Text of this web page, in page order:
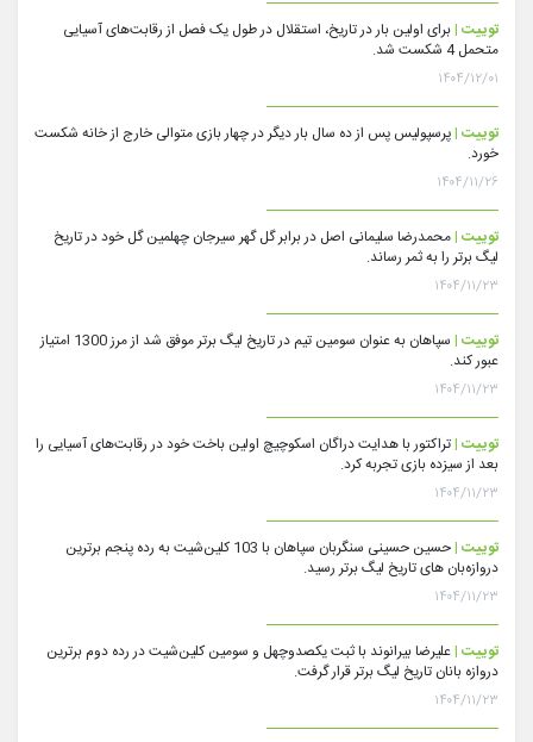
توییت |برای اولین بار در تاریخ، استقلال در طول یک فصل از رقابت‌های آسیایی
متحمل 4 شکست شد.
۱۴۰۴/۱۲/۰۱
توییت |پرسپولیس پس از ده سال بار دیگر در چهار بازی متوالی خارج از خانه شکست
خورد.
۱۴۰۴/۱۱/۲۶
توییت |محمدرضا سلیمانی اصل در برابر گل گهر سیرجان چهلمین گل خود در تاریخ
لیگ برتر را به ثمر رساند.
۱۴۰۴/۱۱/۲۳
توییت |
سپاهان به عنوان سومین تیم در تاریخ لیگ برتر موفق شد از مرز 1300 امتیاز
عبور کند.
۱۴۰۴/۱۱/۲۳
توییت |تراکتور با هدایت دراگان اسکوچیچ اولین باخت خود در رقابت‌های آسیایی را
بعد از سیزده بازی تجربه کرد.
۱۴۰۴/۱۱/۲۳
توییت |
حسین حسینی سنگربان سپاهان با 103 کلین‌شیت به رده پنجم برترین
دروازه‌بان های تاریخ لیگ برتر رسید.
۱۴۰۴/۱۱/۲۳
توییت |علیرضا بیرانوند با ثبت یکصدوچهل و سومین کلین‌شیت در رده دوم برترین
دروازه بانان تاریخ لیگ برتر قرار گرفت.
۱۴۰۴/۱۱/۲۳